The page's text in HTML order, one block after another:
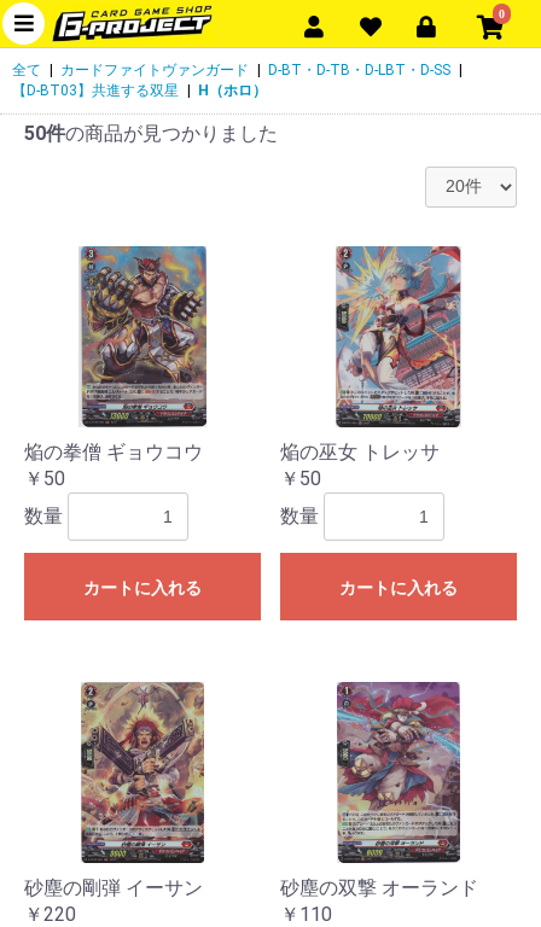
0
全て カードファイトヴァンガード D-BT・D-TB・D-LBT・D-SS
【D-BT03】共進する双星
H（ホロ）
50件の商品が見つかりました
焔の拳僧 ギョウコウ
￥50
数量
カートに入れる
焔の巫女 トレッサ
￥50
数量
カートに入れる
砂塵の剛弾 イーサン
￥220
砂塵の双撃 オーランド
￥110